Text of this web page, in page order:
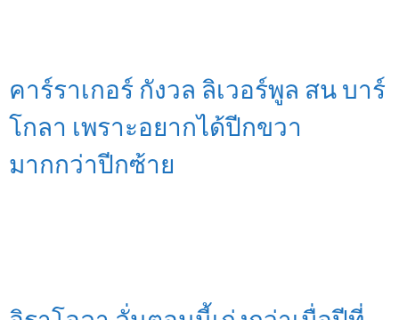
คาร์ราเกอร์ กังวล ลิเวอร์พูล สน บาร์
โกลา เพราะอยากได้ปีกขวา
มากกว่าปีกซ้าย